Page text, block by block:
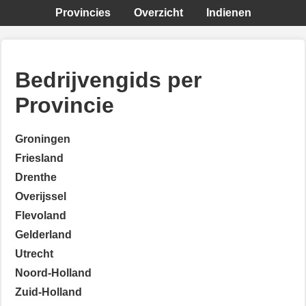
Provincies Overzicht Indienen
Bedrijvengids per
Provincie
Groningen
Friesland
Drenthe
Overijssel
Flevoland
Gelderland
Utrecht
Noord-Holland
Zuid-Holland